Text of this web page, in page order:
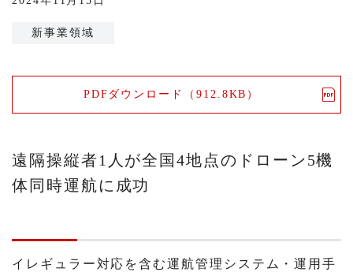
新事業領域
PDFダウンロード（912.8KB）
遠隔操縦者1人が全国4地点のドローン5機
体同時運航に成功
イレギュラー対応を含む運航管理システム・運用手